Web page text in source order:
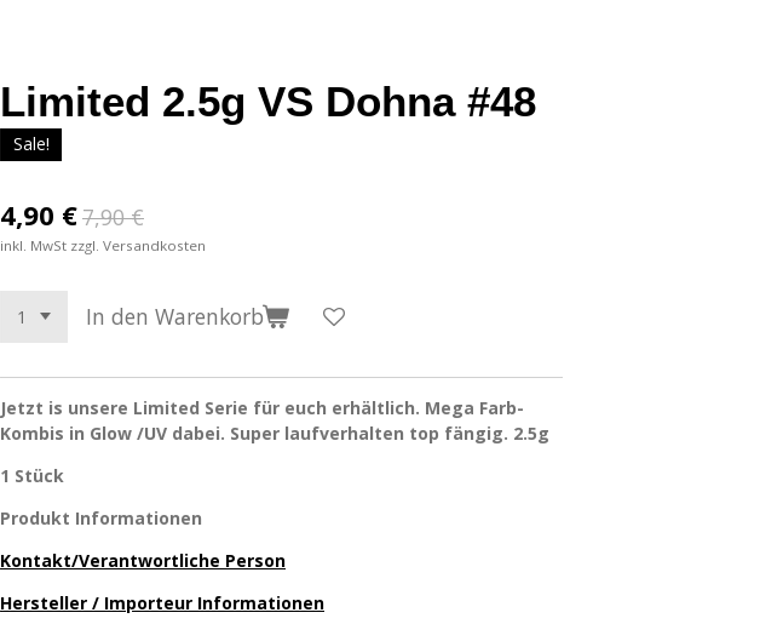
Limited 2.5g VS Dohna #48
Sale!
4,90 €7,90 €
inkl. MwSt zzgl. Versandkosten
In den Warenkorb
Jetzt is unsere Limited Serie für euch erhältlich. Mega Farb-
Kombis in Glow /UV dabei. Super laufverhalten top fängig. 2.5g
1 Stück
Produkt Informationen
Kontakt/Verantwortliche Person
Hersteller / Importeur Informationen